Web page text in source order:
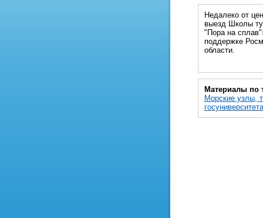
Недалеко от
выезд Школы
"Пора на
поддержке
области.
Материалы по
Морские узлы,